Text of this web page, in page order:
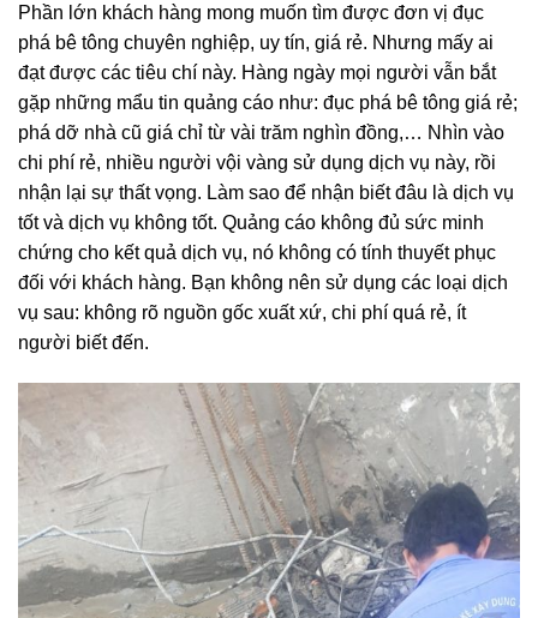
Phần lớn khách hàng mong muốn tìm được đơn vị đục
phá bê tông chuyên nghiệp, uy tín, giá rẻ. Nhưng mấy ai
đạt được các tiêu chí này. Hàng ngày mọi người vẫn bắt
gặp những mẩu tin quảng cáo như: đục phá bê tông giá rẻ;
phá dỡ nhà cũ giá chỉ từ vài trăm nghìn đồng,… Nhìn vào
chi phí rẻ, nhiều người vội vàng sử dụng dịch vụ này, rồi
nhận lại sự thất vọng. Làm sao để nhận biết đâu là dịch vụ
tốt và dịch vụ không tốt. Quảng cáo không đủ sức minh
chứng cho kết quả dịch vụ, nó không có tính thuyết phục
đối với khách hàng. Bạn không nên sử dụng các loại dịch
vụ sau: không rõ nguồn gốc xuất xứ, chi phí quá rẻ, ít
người biết đến.